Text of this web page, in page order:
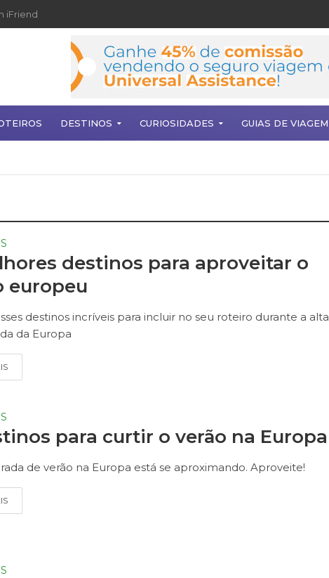
iFriend
DESTINOS CURIOSIDADES GUIAS DE VIAGEM
destinos para aproveitar o
europeu
destinos incríveis para incluir no seu roteiro durante a alta
da Europa
para curtir o verão na Europa
de verão na Europa está se aproximando. Aproveite!